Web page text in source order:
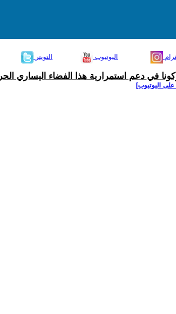
التويتر اليوتيوب
في دعم استمرارية هذا الفضاء اليساري الحر
اليوتيوب]